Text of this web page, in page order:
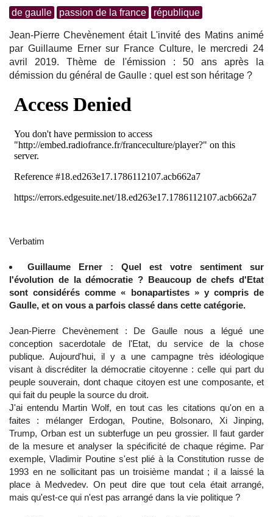
de gaulle passion de la france république
Jean-Pierre Chevènement était L'invité des Matins animé
par Guillaume Erner sur France Culture, le mercredi 24
avril 2019. Thème de l'émission : 50 ans après la
démission du général de Gaulle : quel est son héritage ?
Verbatim
Guillaume Erner : Quel est votre sentiment sur
l'évolution de la démocratie ? Beaucoup de chefs d'Etat
sont considérés comme « bonapartistes » y compris de
Gaulle, et on vous a parfois classé dans cette catégorie.
Jean-Pierre Chevènement : De Gaulle nous a légué une
conception sacerdotale de l'Etat, du service de la chose
publique. Aujourd'hui, il y a une campagne très idéologique
visant à discréditer la démocratie citoyenne : celle qui part du
peuple souverain, dont chaque citoyen est une composante, et
qui fait du peuple la source du droit.
J'ai entendu Martin Wolf, en tout cas les citations qu'on en a
faites : mélanger Erdogan, Poutine, Bolsonaro, Xi Jinping,
Trump, Orban est un subterfuge un peu grossier. Il faut garder
de la mesure et analyser la spécificité de chaque régime. Par
exemple, Vladimir Poutine s'est plié à la Constitution russe de
1993 en ne sollicitant pas un troisième mandat ; il a laissé la
place à Medvedev. On peut dire que tout cela était arrangé,
mais qu'est-ce qui n'est pas arrangé dans la vie politique ?